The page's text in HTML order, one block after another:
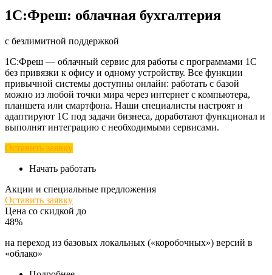
1С:Фреш: облачная бухгалтерия
с безлимитной поддержкой
1С:Фреш — облачный сервис для работы с программами 1С
без привязки к офису и одному устройству. Все функции
привычной системы доступны онлайн: работать с базой
можно из любой точки мира через интернет с компьютера,
планшета или смартфона. Наши специалисты настроят и
адаптируют 1С под задачи бизнеса, доработают функционал и
выполнят интеграцию с необходимыми сервисами.
Оставить заявку
Начать работать
Акции и специальные предложения
Оставить заявку
Цена со скидкой до
48%
на переход из базовых локальных («коробочных») версий в
«облако»